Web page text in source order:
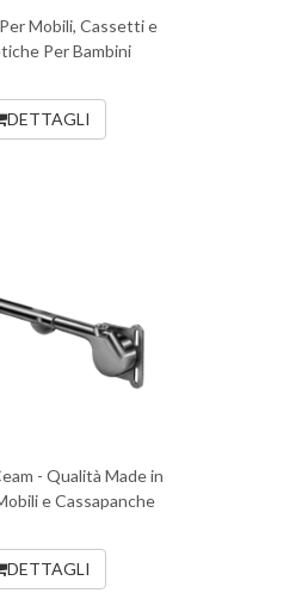
Mobili, Cassetti e
Per Bambini
DETTAGLI
- Qualità Made in
e Cassapanche
DETTAGLI